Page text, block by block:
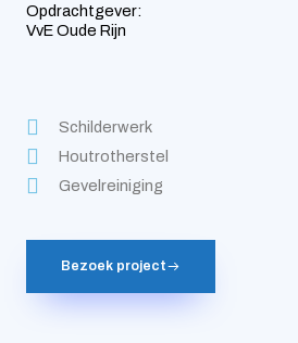
Opdrachtgever:
VvE Oude Rijn
Schilderwerk
Houtrotherstel
Gevelreiniging
Bezoek project